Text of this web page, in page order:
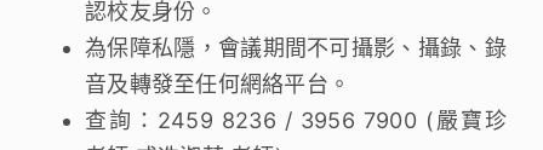
認校友身份。
為保障私隱，會議期間不可攝影、攝錄、錄
音及轉發至任何網絡平台。
查詢：2459 8236 / 3956 7900 (嚴寶珍